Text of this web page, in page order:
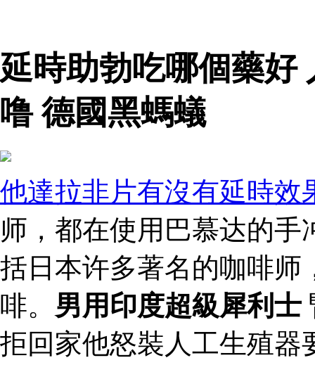
延時助勃吃哪個藥好
噜 德國黑螞蟻
他達拉非片有沒有延時效
师，都在使用巴慕达的
括日本许多著名的咖啡师
啡。 男用印度超級犀利士
拒回家他怒裝人工生殖